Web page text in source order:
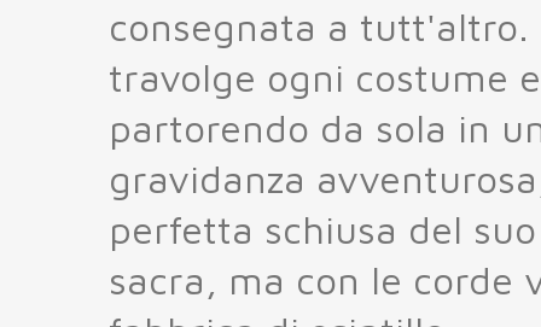
consegnata a tutt'altro.
travolge ogni costume
partorendo da sola in
gravidanza
perfetta schiusa del
sacra, ma con le corde